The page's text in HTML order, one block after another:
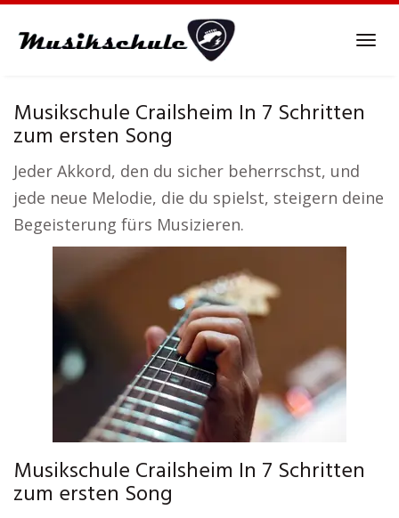
Musikschule Crailsheim In 7 Schritten
zum ersten Song
Jeder Akkord, den du sicher beherrschst, und
jede neue Melodie, die du spielst, steigern deine
Begeisterung fürs Musizieren.
Musikschule Crailsheim In 7 Schritten
zum ersten Song